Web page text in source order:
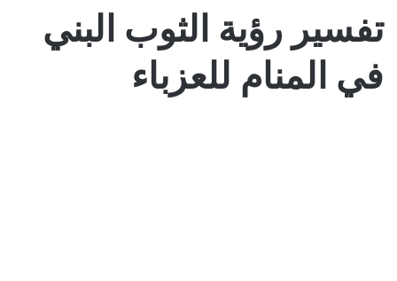
تفسير رؤية الثوب البني
في المنام للعزباء